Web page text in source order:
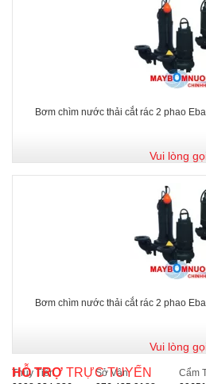
Bơm chìm nước thải cắt rác 2 phao
Vui lòng
Bơm chìm nước thải cắt rác 2 phao
Vui lòng
HỖ TRỢ TRỰC TUYẾN
Thủy Tiên
Sở Vân
Cẩm